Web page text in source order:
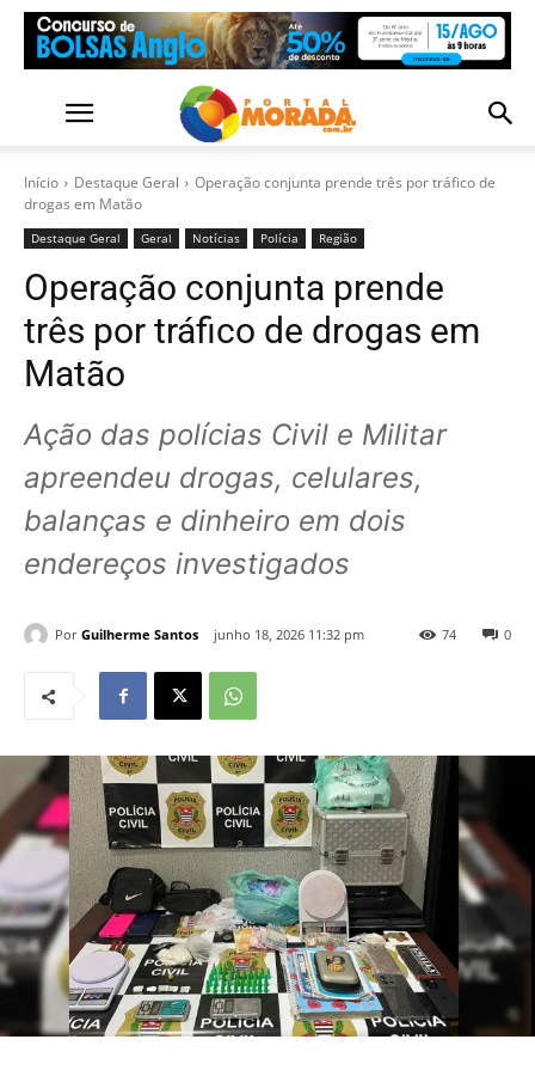
Início Destaque Geral
Operação conjunta prende três por tráfico de
drogas em Matão
Destaque Geral Geral Notícias Polícia Região
Operação conjunta prende
três por tráfico de drogas em
Matão
Ação das polícias Civil e Militar
apreendeu drogas, celulares,
balanças e dinheiro em dois
endereços investigados
Por Guilherme Santos junho 18, 2026 11:32 pm 0
74